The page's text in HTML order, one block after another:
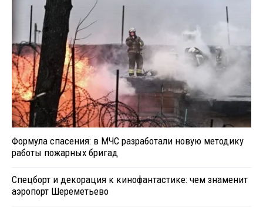
Формула спасения: в МЧС разработали новую методику
работы пожарных бригад
Спецборт и декорация к кинофантастике: чем знаменит
аэропорт Шереметьево